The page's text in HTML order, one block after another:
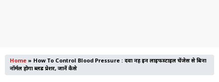
Home » How To Control Blood Pressure : दवा नहीं इन लाइफस्टाइल चेंजेस से बिना
नॉर्मल होगा ब्लड प्रेशर, जानें कैसे